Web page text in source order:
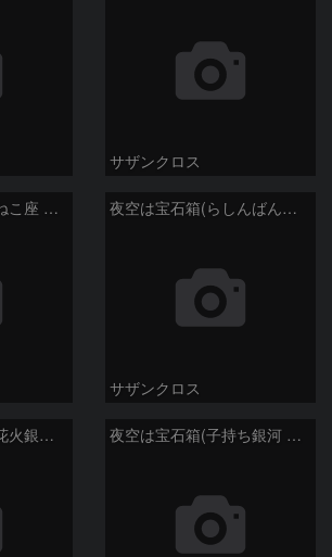
サザンクロス
夜空は宝石箱(やまねこ座 NGC2683) Seestar50 夜空は宝石箱(らしんばん座 NGC2613) Seestar50
サザンクロス
夜空は宝石箱(回転花火銀河 M101) Seestar50 夜空は宝石箱(子持ち銀河 M51) Seestar50